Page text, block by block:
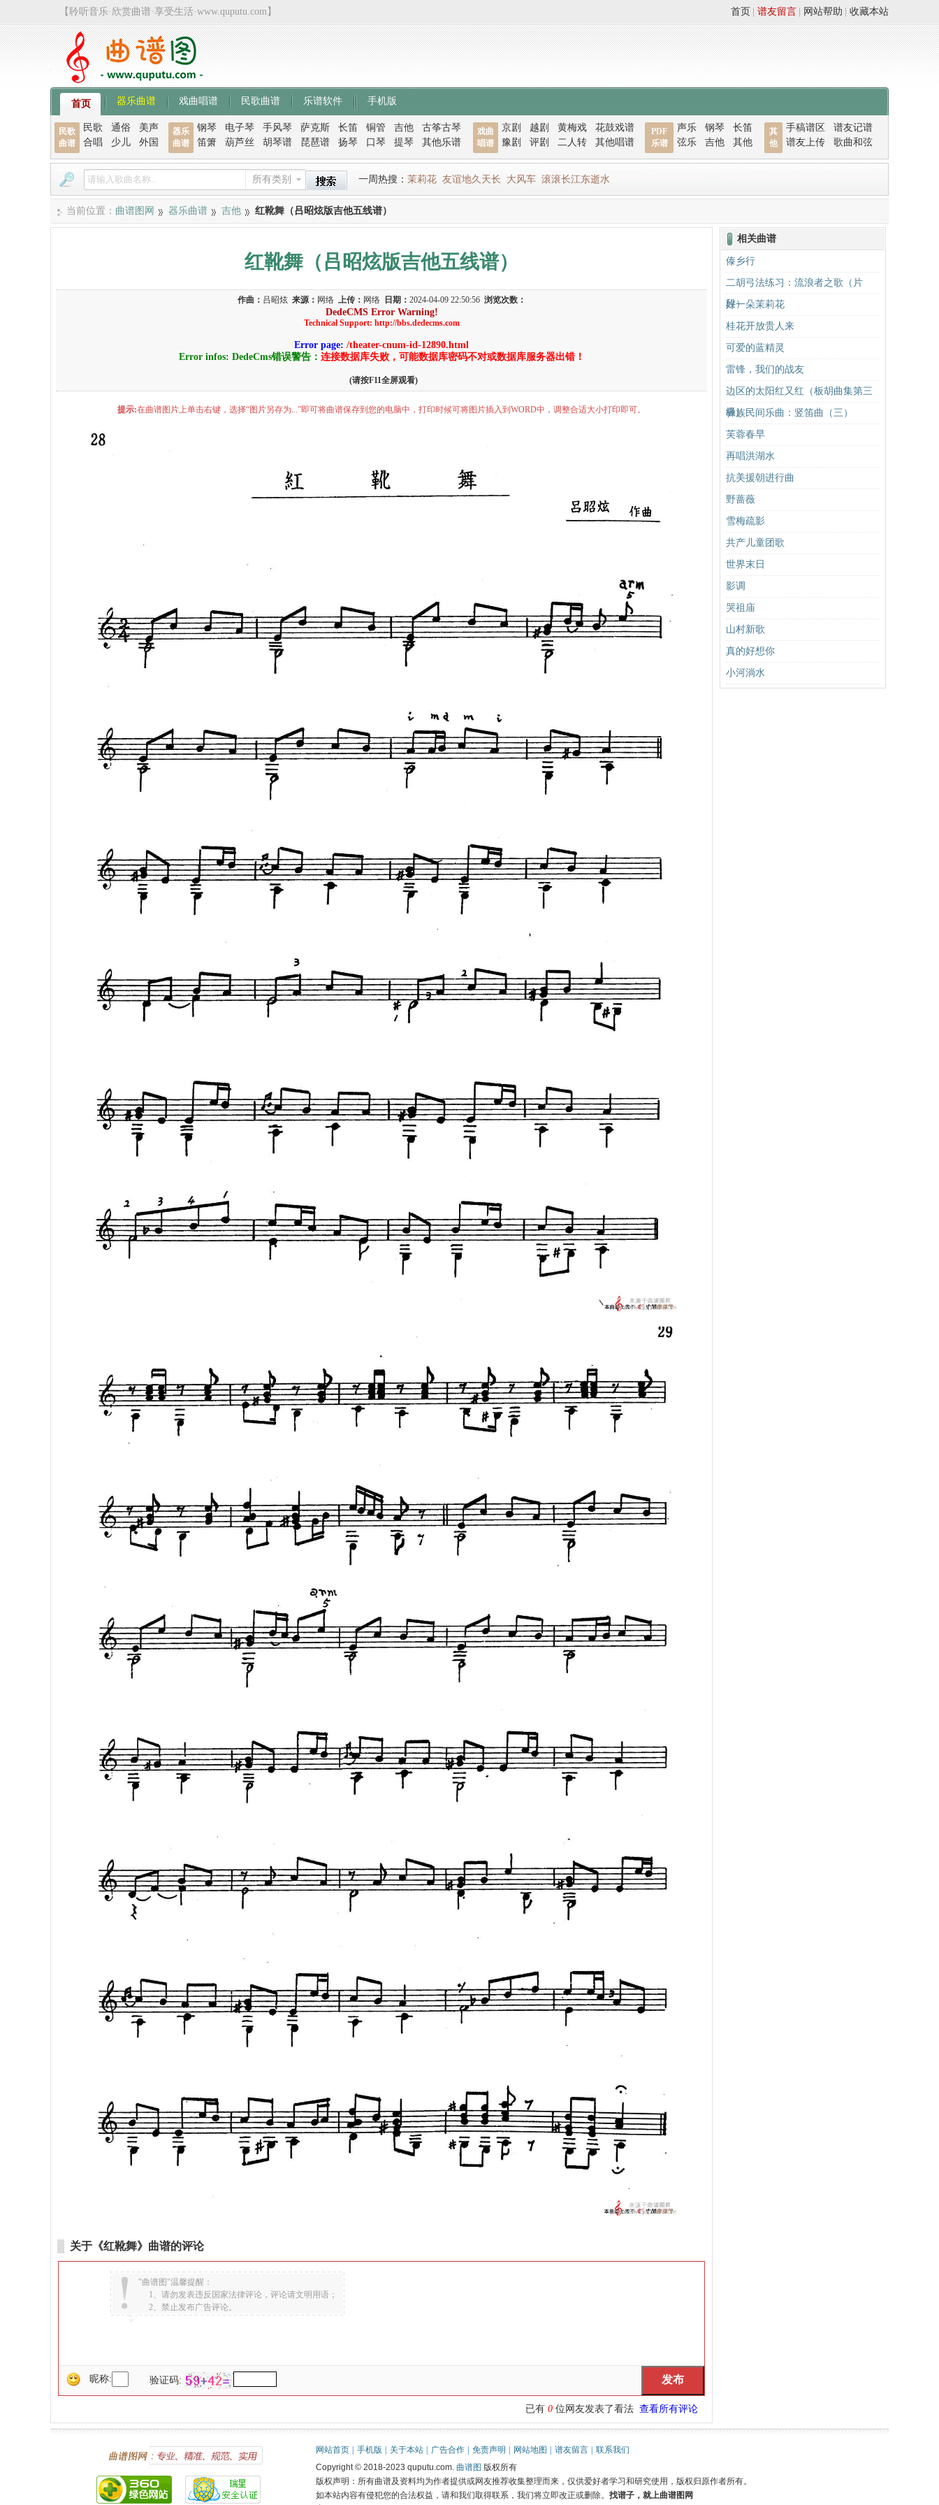
【聆听音乐·欣赏曲谱·享受生活·www.quputu.com】 收藏本站
网站帮助
谱友留言
首页
首页 器乐曲谱 戏曲唱谱 民歌曲谱 乐谱软件 手机版
民歌
曲谱
民歌 通俗
美声
合唱
少儿 外国
器乐
曲谱
钢琴 电子琴 手风琴 萨克斯 长笛 铜管 吉他
古筝古琴
笛箫
葫芦丝 胡琴谱 琵琶谱 扬琴 口琴 提琴 其他乐谱
戏曲
唱谱
京剧 越剧 黄梅戏
花鼓戏谱
豫剧
评剧 二人转 其他唱谱
PDF
乐谱
声乐 钢琴
长笛
弦乐
吉他 其他
其
他
手稿谱区
谱友记谱
谱友上传
歌曲和弦
所有类别 一周热搜： 茉莉花 友谊地久天长 大风车 滚滚长江东逝水
当前位置： 曲谱图网 器乐曲谱 吉他 红靴舞（吕昭炫版吉他五线谱）
红靴舞（吕昭炫版吉他五线谱）
作曲： 吕昭炫 来源： 网络 上传： 网络 日期： 2024-04-09 22:50:56 浏览次数：
DedeCMS Error Warning!
Technical Support: http://bbs.dedecms.com
Error page: /theater-cnum-id-12890.html
Error infos: DedeCms错误警告： 连接数据库失败，可能数据库密码不对或数据库服务器出错！
(请按F11全屏观看)
提示:在曲谱图片上单击右键，选择“图片另存为...”即可将曲谱保存到您的电脑中，打印时候可将图片插入到WORD中，调整合适大小打印即可。
关于《红靴舞》曲谱的评论
"曲谱图"温馨提醒：
1、请勿发表违反国家法律评论，评论请文明用语；
2、禁止发布广告评论。
昵称: 验证码:
已有 0 位网友发表了看法 查看所有评论
相关曲谱
傣乡行
二胡弓法练习：流浪者之歌（片
段）
好一朵茉莉花
桂花开放贵人来
可爱的蓝精灵
雷锋，我们的战友
边区的太阳红又红（板胡曲集第三
级）
彝族民间乐曲：竖笛曲（三）
芙蓉春早
再唱洪湖水
抗美援朝进行曲
野蔷薇
雪梅疏影
共产儿童团歌
世界末日
影调
哭祖庙
山村新歌
真的好想你
小河淌水
网站首页 手机版 关于本站 广告合作 免责声明 网站地图 谱友留言
联系我们
Copyright © 2018-2023 quputu.com. 曲谱图 版权所有
版权声明：所有曲谱及资料均为作者提供或网友推荐收集整理而来，仅供爱好者学习和研究使用，版权归原作者所有。
如本站内容有侵犯您的合法权益，请和我们取得联系，我们将立即改正或删除。 找谱子，就上曲谱图网